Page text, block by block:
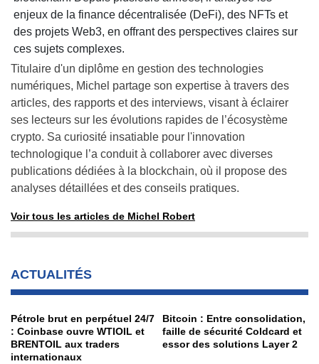
enjeux de la finance décentralisée (DeFi), des NFTs et
des projets Web3, en offrant des perspectives claires sur
ces sujets complexes.
Titulaire d'un diplôme en gestion des technologies
numériques, Michel partage son expertise à travers des
articles, des rapports et des interviews, visant à éclairer
ses lecteurs sur les évolutions rapides de l’écosystème
crypto. Sa curiosité insatiable pour l'innovation
technologique l’a conduit à collaborer avec diverses
publications dédiées à la blockchain, où il propose des
analyses détaillées et des conseils pratiques.
Voir tous les articles de Michel Robert
ACTUALITÉS
Pétrole brut en perpétuel 24/7
: Coinbase ouvre WTIOIL et
BRENTOIL aux traders
internationaux
Bitcoin : Entre consolidation,
faille de sécurité Coldcard et
essor des solutions Layer 2